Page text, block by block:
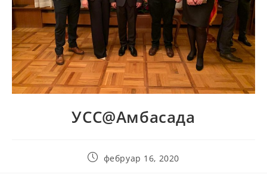
УСС@Амбасада
Postфебруар 16, 2020